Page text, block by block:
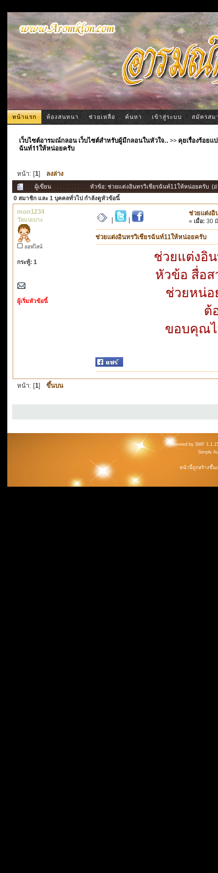
หน้าแรก ห้องสนทนา ช่วยเหลือ ค้นหา เข้าสู่ระบบ สมัครสม
เว็บไซต์อารมณ์กลอน เว็บไซต์สำหรับผู้มีกลอนในหัวใจ.. >> คุยเรื่องร้อย
ฉันท์11ให้หน่อยครับ
หน้า: [1] ลงล่าง
ผู้เขียน
หัวข้อ: ช่วยแต่งอินทรวิเชียรฉันท์11ให้หน่อยครับ (อ่
0 สมาชิก และ 1 บุคคลทั่วไป กำลังดูหัวข้อนี้
mon1234
วัยแบเบาะ
ออฟไลน์
กระทู้: 1
ผู้เริ่มหัวข้อนี้
ช่วยแต่งอิ
« เมื่อ: 30
ช่วยแต่งอินทรวิเชียรฉันท์11ให้หน่อยครับ
ช่วยแต่งอิ
หัวข้อ สื่อส
ช่วยหน่อ
ต้
ขอบคุณ
หน้า: [1] ขึ้นบน
Powered by SMF
Simple
หน้านี้ถูกสร้างขึ้น